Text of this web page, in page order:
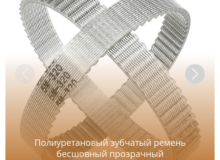
Полиуретановый зубчатый ремень
бесшовный прозрачный